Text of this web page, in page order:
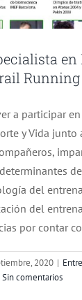
Running
a participar
y Vida junto
del
del
por contar
2020 |
Sin comentarios
del